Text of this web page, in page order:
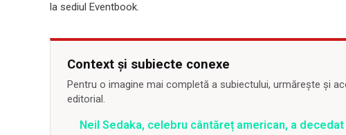
la sediul Eventbook.
Context și subiecte conexe
Pentru o imagine mai completă a subiectului, urmărește și
editorial.
Neil Sedaka, celebru cântăreț american, a